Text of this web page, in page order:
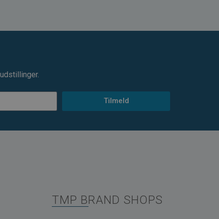
Tilmeld
TMP BRAND SHOPS